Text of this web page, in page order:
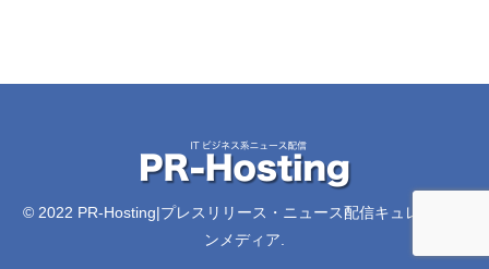
© 2022 PR-Hosting|プレスリリース・ニュース配信キュレーショ
ンメディア.